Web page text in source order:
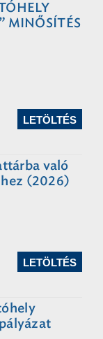
MINŐSÍTÉS
LETÖLTÉS
való
(2026)
LETÖLTÉS